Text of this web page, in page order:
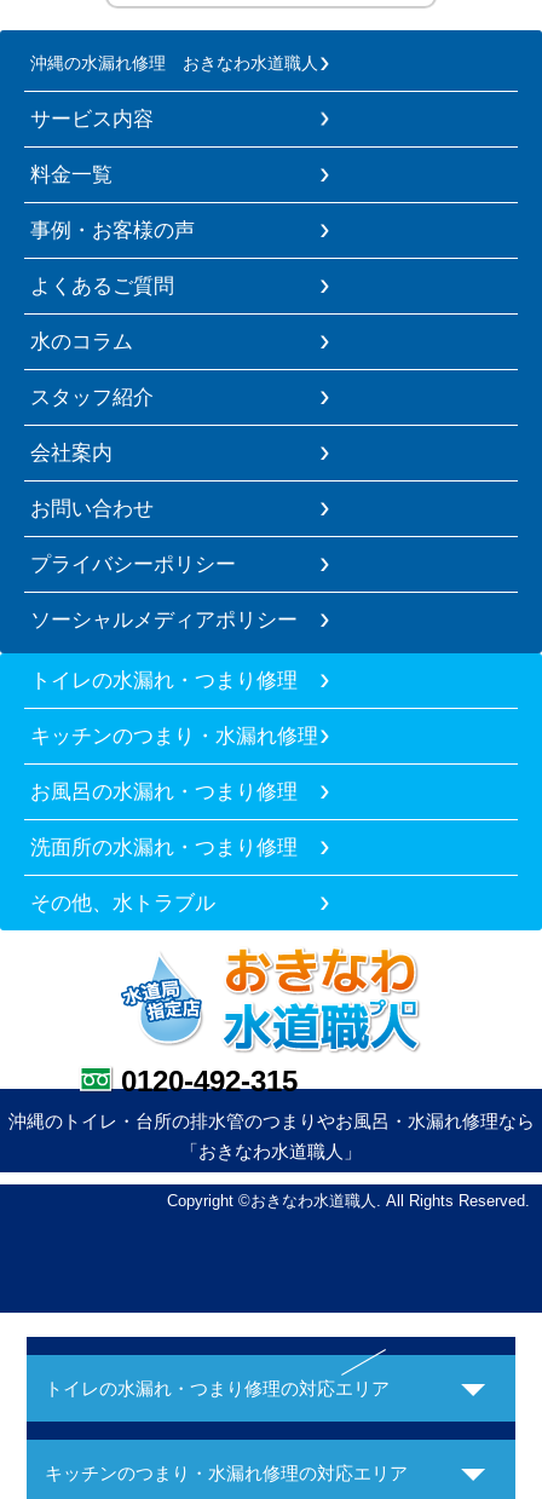
沖縄の水漏れ修理 おきなわ水道職人
サービス内容
料金一覧
事例・お客様の声
よくあるご質問
水のコラム
スタッフ紹介
会社案内
お問い合わせ
プライバシーポリシー
ソーシャルメディアポリシー
トイレの水漏れ・つまり修理
キッチンのつまり・水漏れ修理
お風呂の水漏れ・つまり修理
洗面所の水漏れ・つまり修理
その他、水トラブル
0120-492-315
沖縄のトイレ・台所の排水管のつまりやお風呂・水漏れ修理なら
「おきなわ水道職人」
Copyright ©おきなわ水道職人. All Rights Reserved.
トイレの水漏れ・つまり修理の対応エリア
キッチンのつまり・水漏れ修理の対応エリア